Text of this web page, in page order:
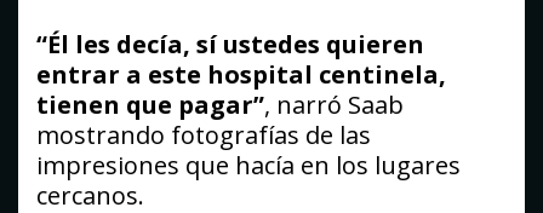
“Él les decía, sí ustedes quieren
entrar a este hospital centinela,
tienen que pagar”, narró Saab
mostrando fotografías de las
impresiones que hacía en los lugares
cercanos.